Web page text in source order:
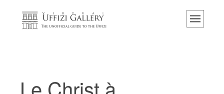
Accueil
Événements et expositions
Le Christ à